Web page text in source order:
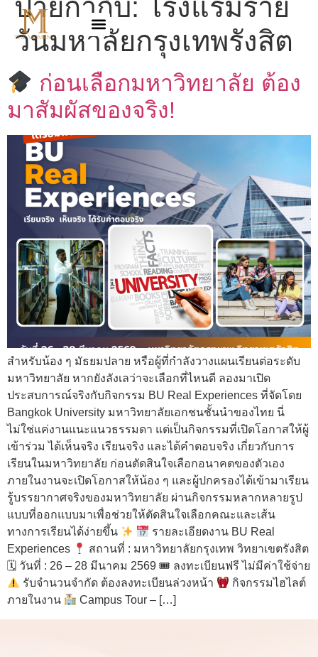
ป้ายกำกับ: โรงแรมราย
วันมหาลัยกรุงเทพรังสิต
ก่อนเลือกมหาวิทยาลัย ต้อง
มาสัมผัสของจริง!
สำหรับน้อง ๆ มัธยมปลาย หรือผู้ที่กำลังวางแผนเรียนต่อระดับ
มหาวิทยาลัย หากยังลังเลว่าจะเลือกที่ไหนดี ลองมาเปิด
ประสบการณ์จริงกับกิจกรรม BU Real Experiences ที่จัดโดย
Bangkok University มหาวิทยาลัยเอกชนชั้นนำของไทย นี่
ไม่ใช่แค่งานแนะแนวธรรมดา แต่เป็นกิจกรรมที่เปิดโอกาสให้ผู้
เข้าร่วม ได้เห็นจริง เรียนจริง และได้คำตอบจริง เกี่ยวกับการ
เรียนในมหาวิทยาลัย ก่อนตัดสินใจเลือกอนาคตของตัวเอง
ภายในงานจะเปิดโอกาสให้น้อง ๆ และผู้ปกครองได้เข้ามาเรียน
รู้บรรยากาศจริงของมหาวิทยาลัย ผ่านกิจกรรมหลากหลายรูป
แบบที่ออกแบบมาเพื่อช่วยให้ตัดสินใจเลือกคณะและเส้น
ทางการเรียนได้ง่ายขึ้น
รายละเอียดงาน BU Real
Experiences
สถานที่ : มหาวิทยาลัยกรุงเทพ วิทยาเขตรังสิต
🗓 วันที่ : 26 – 28 มีนาคม 2569 🎟 ลงทะเบียนฟรี ไม่มีค่าใช้จ่าย
รับจำนวนจำกัด ต้องลงทะเบียนล่วงหน้า
กิจกรรมไฮไลต์
ภายในงาน
Campus Tour – […]